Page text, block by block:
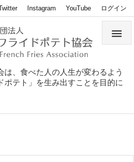
は、食べた人の人生が変わるよう
ポテト」を生み出すことを目的に

Instagram YouTube ログイン